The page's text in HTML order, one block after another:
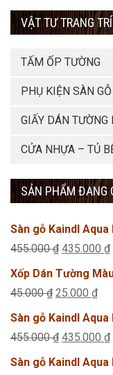
VẬT TƯ TRANG
TẤM ỐP TƯỜNG
PHỤ KIỆN SÀN GỖ
GIẤY DÁN TƯỜNG
CỬA NHỰA – TỦ
SẢN PHẨM ĐANG
Sàn gỗ Kaindl Aqua
455.000₫ Giá
gốc
là:
435.000 ₫
Xốp Dán Tường
45.000₫ Giá
gốc
là:
25.000 ₫Giá
tại
Sàn gỗ Kaindl Aqua
455.000₫ Giá
gốc
435.000 ₫
Sàn gỗ Kaindl Aqua